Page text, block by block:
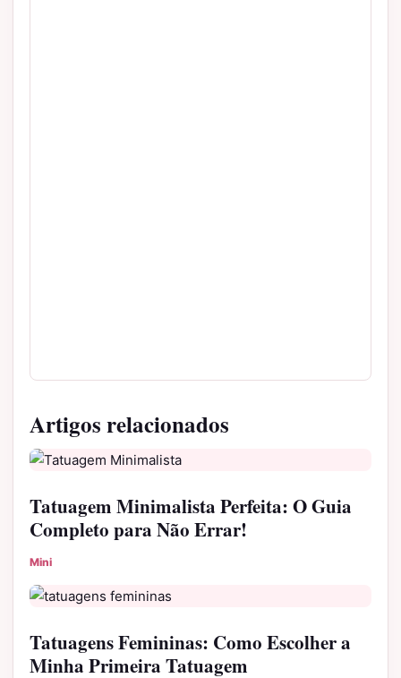
Artigos relacionados
Tatuagem Minimalista Perfeita: O Guia
Completo para Não Errar!
Mini
Tatuagens Femininas: Como Escolher a
Minha Primeira Tatuagem